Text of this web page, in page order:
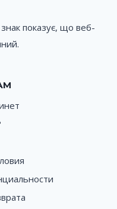
показує, що веб-